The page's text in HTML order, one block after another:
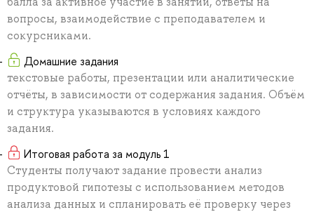
вопросы, взаимодействие с преподавателем и
сокурсниками.
Домашние задания
текстовые работы, презентации или аналитические
отчёты, в зависимости от содержания задания. Объём
и структура указываются в условиях каждого
задания.
Итоговая работа за модуль 1
Студенты получают задание провести анализ
продуктовой гипотезы с использованием методов
анализа данных и спланировать её проверку через